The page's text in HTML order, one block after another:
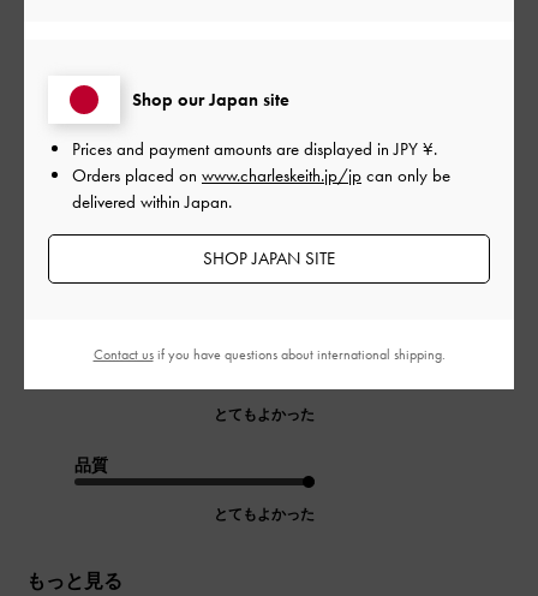
丈夫でデザインが可愛い。
子柄のデザインが可愛く、どんなファッションにも合わせられ
ます。
デザイン
とてもよかった
品質
とてもよかった
もっと見る
Shop our Japan site
Prices and payment amounts are displayed inJPY ¥.
Orders placed on www.charleskeith.jp/jp can only be
delivered within Japan.
SHOP JAPAN SITE
Contact usif you have questions about international shipping.